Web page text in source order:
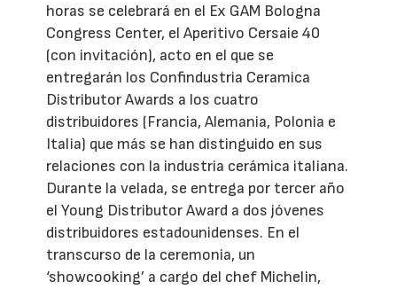
horas se celebrará en el Ex GAM Bologna
Congress Center, el Aperitivo Cersaie 40
(con invitación), acto en el que se
entregarán los Confindustria Ceramica
Distributor Awards a los cuatro
distribuidores (Francia, Alemania, Polonia e
Italia) que más se han distinguido en sus
relaciones con la industria cerámica italiana.
Durante la velada, se entrega por tercer año
el Young Distributor Award a dos jóvenes
distribuidores estadounidenses. En el
transcurso de la ceremonia, un
‘showcooking’ a cargo del chef Michelin,